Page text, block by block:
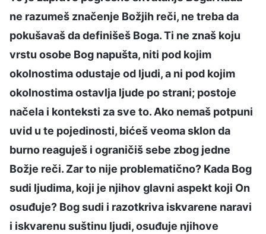
ne razumeš značenje Božjih reči, ne treba da
pokušavaš da definišeš Boga. Ti ne znaš koju
vrstu osobe Bog napušta, niti pod kojim
okolnostima odustaje od ljudi, a ni pod kojim
okolnostima ostavlja ljude po strani; postoje
načela i konteksti za sve to. Ako nemaš potpuni
uvid u te pojedinosti, bićeš veoma sklon da
burno reaguješ i ograničiš sebe zbog jedne
Božje reči. Zar to nije problematično? Kada Bog
sudi ljudima, koji je njihov glavni aspekt koji On
osuđuje? Bog sudi i razotkriva iskvarene naravi
i iskvarenu suštinu ljudi, osuđuje njihove